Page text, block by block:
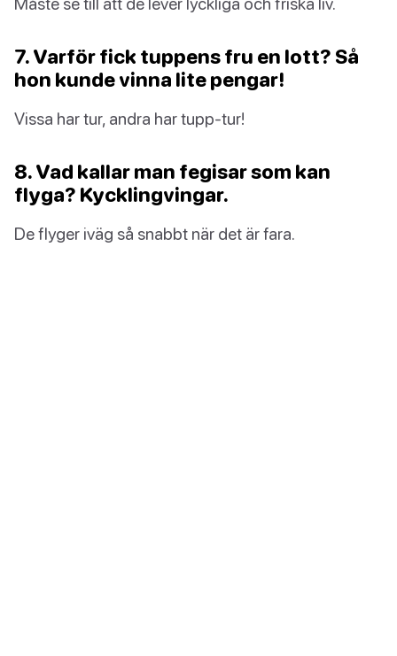
7. Varför fick tuppens fru en lott? Så
hon kunde vinna lite pengar!
Vissa har tur, andra har tupp-tur!
8. Vad kallar man fegisar som kan
flyga? Kycklingvingar.
De flyger iväg så snabbt när det är fara.